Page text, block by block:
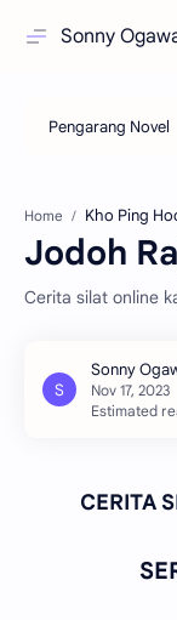
Sonny
Home Kho Ping
Jodoh
Cerita silat online
Estimated
CERITA